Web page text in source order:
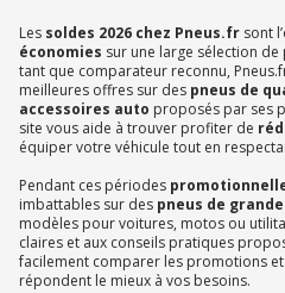
Les soldes 2026 chez Pneus.fr sont
économies sur une large sélection
tant que comparateur reconnu,
meilleures offres sur des pneus de
accessoires auto proposés par ses
site vous aide à trouver profiter de
équiper votre véhicule tout en
Pendant ces périodes
imbattables sur des pneus de
modèles pour voitures, motos ou
claires et aux conseils pratiques
facilement comparer les promotions
répondent le mieux à vos besoins.